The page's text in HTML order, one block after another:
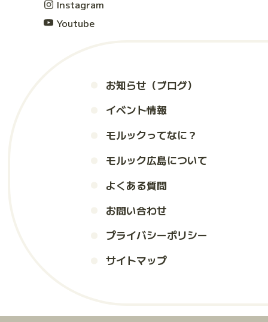
Instagram
Youtube
お知らせ（ブログ）
イベント情報
モルックってなに？
モルック広島について
よくある質問
お問い合わせ
プライバシーポリシー
サイトマップ